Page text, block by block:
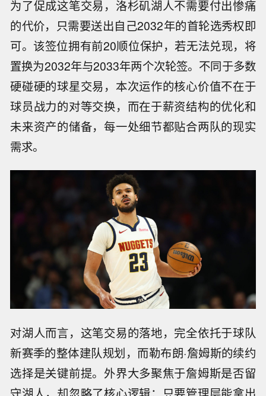
为了促成这笔交易，洛杉矶湖人不需要付出惨痛
的代价，只需要送出自己2032年的首轮选秀权即
可。该签位拥有前20顺位保护，若无法兑现，将
置换为2032年与2033年两个次轮签。不同于多数
硬碰硬的球星交易，本次运作的核心价值不在于
球员战力的对等交换，而在于薪资结构的优化和
未来资产的储备，每一处细节都贴合两队的现实
需求。
对湖人而言，这笔交易的落地，完全依托于球队
新赛季的整体建队规划，而勒布朗·詹姆斯的续约
选择是关键前提。外界大多聚焦于詹姆斯是否留